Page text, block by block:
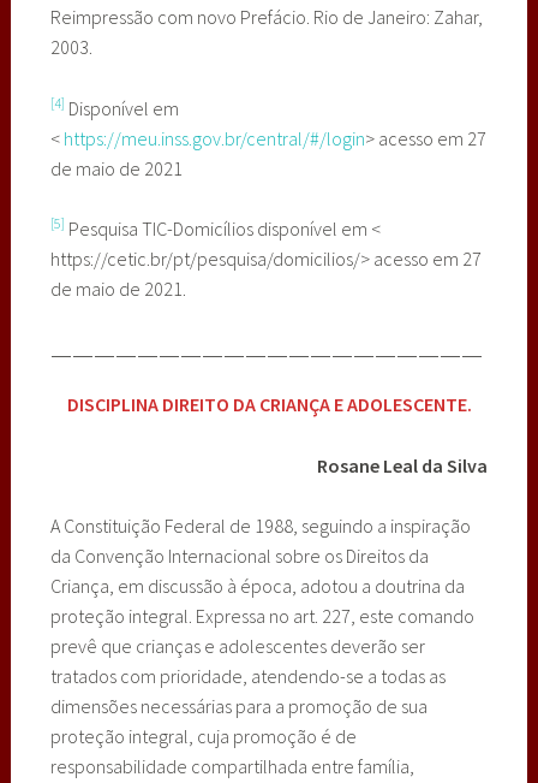
Reimpressão com novo Prefácio. Rio de Janeiro: Zahar,
2003.
[4] Disponível em
< https://meu.inss.gov.br/central/#/login> acesso em 27
de maio de 2021
[5] Pesquisa TIC-Domicílios disponível em <
https://cetic.br/pt/pesquisa/domicilios/> acesso em 27
de maio de 2021.
————————————————————
DISCIPLINA DIREITO DA CRIANÇA E ADOLESCENTE.
Rosane Leal da Silva
A Constituição Federal de 1988, seguindo a inspiração
da Convenção Internacional sobre os Direitos da
Criança, em discussão à época, adotou a doutrina da
proteção integral. Expressa no art. 227, este comando
prevê que crianças e adolescentes deverão ser
tratados com prioridade, atendendo-se a todas as
dimensões necessárias para a promoção de sua
proteção integral, cuja promoção é de
responsabilidade compartilhada entre família,